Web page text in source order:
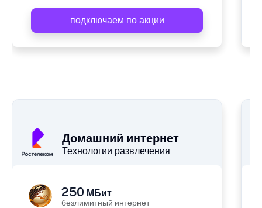
подключаем по акции
Домашний интернет
Технологии развлечения
250 МБит
безлимитный интернет